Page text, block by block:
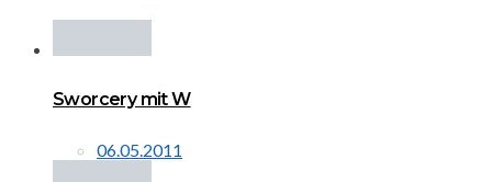
Sworcery mit W
06.05.2011